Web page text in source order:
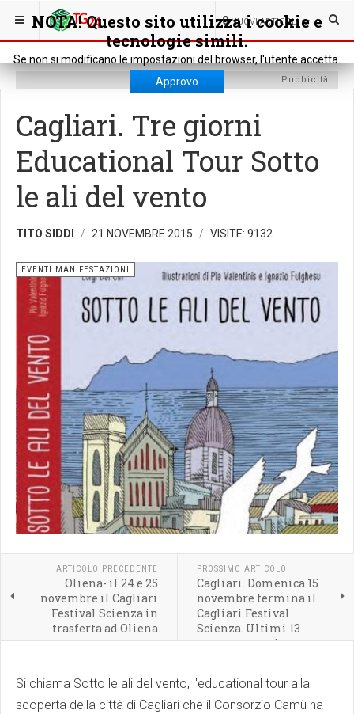
NOTA! Questo sito utilizza i cookie e
tecnologie simili.
Se non si modificano le impostazioni del browser, l'utente accetta.
Approvo
0 NUOVI ARTICOLI
SEI QUI: CULTURA EVENTI MANIFESTAZIONI
Pubbicità
Cagliari. Tre giorni
Educational Tour Sotto
le ali del vento
TITO SIDDI 21 NOVEMBRE 2015 VISITE: 9132
EVENTI MANIFESTAZIONI
ARTICOLO PRECEDENTE
Oliena- il 24 e 25
novembre il Cagliari
Festival Scienza in
trasferta ad Oliena
PROSSIMO ARTICOLO
Cagliari. Domenica 15
novembre termina il
Cagliari Festival
Scienza. Ultimi 13
appuntamenti
Si chiama Sotto le ali del vento, l'educational tour alla
scoperta della città di Cagliari che il Consorzio Camù ha